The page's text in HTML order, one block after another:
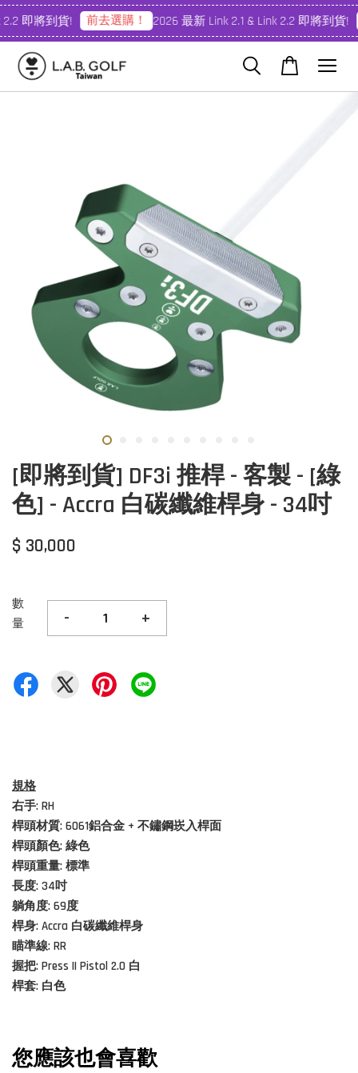
即將到貨! 前去選購！ 2026 最新 Link 2.1 & Link 2.2 即將到貨!
[即將到貨] DF3i 推桿 - 客製 - [綠
色] - Accra 白碳纖維桿身 - 34吋
$ 30,000
數
量
- +
規格
右手: RH
桿頭材質: 6061鋁合金 + 不鏽鋼崁入桿面
桿頭顏色: 綠色
桿頭重量: 標準
長度: 34吋
躺角度: 69度
桿身: Accra 白碳纖維桿身
瞄準線: RR
握把: Press II Pistol 2.0 白
桿套: 白色
您應該也會喜歡